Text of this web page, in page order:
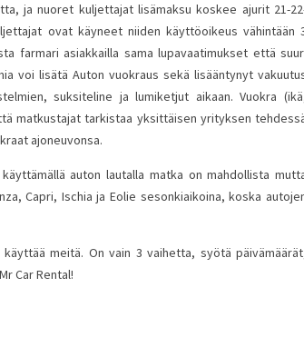
ja nuoret kuljettajat lisämaksu koskee ajurit 21-
ovat käyneet niiden käyttöoikeus vähintään
farmari asiakkailla sama lupavaatimukset että
voi lisätä Auton vuokraus sekä lisääntynyt
suksiteline ja lumiketjut aikaan. Vuokra
matkustajat tarkistaa yksittäisen yrityksen
ajoneuvonsa.
auton lautalla matka on mahdollista
Capri, Ischia ja Eolie sesonkiaikoina, koska
meitä. On vain 3 vaihetta, syötä
Car Rental!